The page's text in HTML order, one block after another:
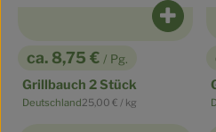
, Preis:
ca. 8,75 € / Pg.
Grillbauch 2 Stück
, Herkunft:
Deutschland, Referenzpreis:
25,00 € / kg ,